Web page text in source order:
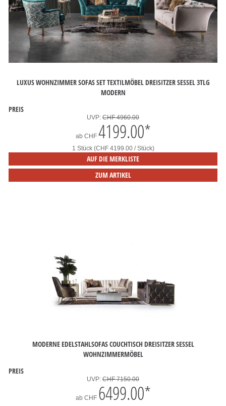
LUXUS WOHNZIMMER SOFAS SET TEXTILMÖBEL DREISITZER SESSEL 3TLG
MODERN
PREIS
UVP: CHF 4960.00
ab CHF 4199.00*
1 Stück (CHF 4199.00 / Stück)
AUF DIE MERKLISTE
ZUM ARTIKEL
MODERNE EDELSTAHLSOFAS COUCHTISCH DREISITZER SESSEL
WOHNZIMMERMÖBEL
PREIS
UVP: CHF 7150.00
ab CHF 6499.00*